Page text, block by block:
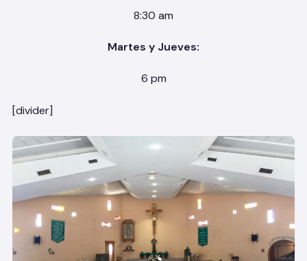
8:30 am
Martes y Jueves:
6 pm
[divider]